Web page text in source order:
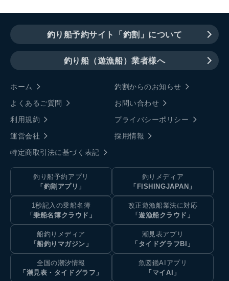
釣り船予約サイト「釣割」について
釣り船（遊漁船）業者様へ
ホーム
釣割からのお知らせ
よくあるご質問
お問い合わせ
利用規約
プライバシーポリシー
運営会社
採用情報
特定商取引法に基づく表記
釣り船予約アプリ
「釣割アプリ」
釣りメディア
「FISHINGJAPAN」
1秒記入の乗船名簿
「乗船名簿クラウド」
改正遊漁船業法に対応
「遊漁船クラウド」
船釣りメディア
「船釣りマガジン」
潮見表アプリ
「タイドグラフBI」
全国の潮汐情報
「潮見表・タイドグラフ」
魚図鑑AIアプリ
「マイAI」